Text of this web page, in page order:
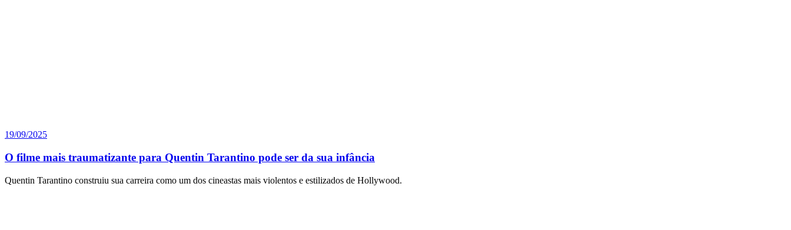
19/09/2025
O filme mais traumatizante para Quentin Tarantino pode ser da sua infância
Quentin Tarantino construiu sua carreira como um dos cineastas mais violentos e estilizados de Hollywood.